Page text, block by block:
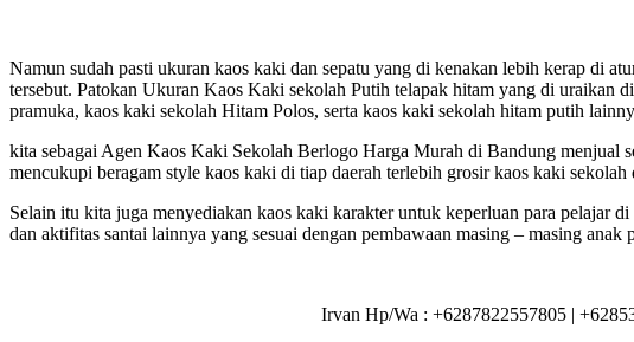
Namun sudah pasti ukuran kaos kaki dan sepatu yang di kenakan lebih kerap di
tersebut. Patokan Ukuran Kaos Kaki sekolah Putih telapak hitam yang di uraikan
pramuka, kaos kaki sekolah Hitam Polos, serta kaos kaki sekolah hitam putih
kita sebagai Agen Kaos Kaki Sekolah Berlogo Harga Murah di Bandung menjual
mencukupi beragam style kaos kaki di tiap daerah terlebih grosir kaos kaki
Selain itu kita juga menyediakan kaos kaki karakter untuk keperluan para pelajar
dan aktifitas santai lainnya yang sesuai dengan pembawaan masing – masing anak
Irvan Hp/Wa : +6287822557805 |